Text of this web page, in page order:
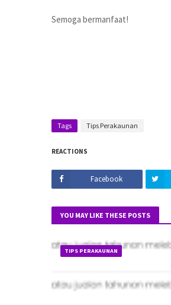
Semoga bermanfaat!
Tags Tips Perakaunan
REACTIONS
Facebook
YOU MAY LIKE THESE POSTS
TIPS PERAKAUNAN